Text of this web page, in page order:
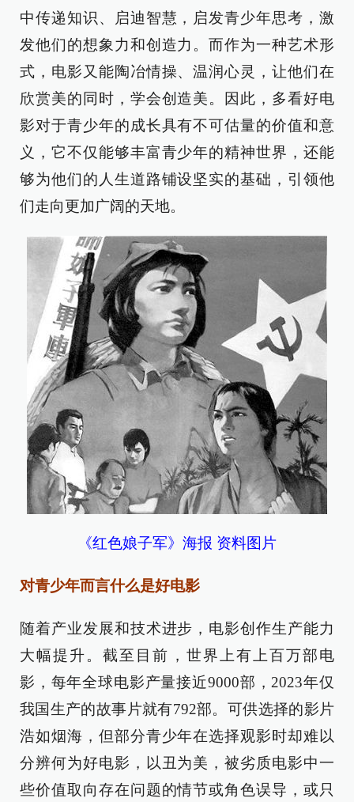
中传递知识、启迪智慧，启发青少年思考，激
发他们的想象力和创造力。而作为一种艺术形
式，电影又能陶冶情操、温润心灵，让他们在
欣赏美的同时，学会创造美。因此，多看好电
影对于青少年的成长具有不可估量的价值和意
义，它不仅能够丰富青少年的精神世界，还能
够为他们的人生道路铺设坚实的基础，引领他
们走向更加广阔的天地。
《红色娘子军》海报 资料图片
对青少年而言什么是好电影
随着产业发展和技术进步，电影创作生产能力
大幅提升。截至目前，世界上有上百万部电
影，每年全球电影产量接近9000部，2023年仅
我国生产的故事片就有792部。可供选择的影片
浩如烟海，但部分青少年在选择观影时却难以
分辨何为好电影，以丑为美，被劣质电影中一
些价值取向存在问题的情节或角色误导，或只